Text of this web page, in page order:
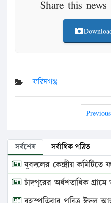
Share this
ফরিদগঞ্জ
Previous
সর্বশেষ সর্বাধিক পঠিত
যুবদলের কেন্দ্রীয় কমিটিতে
চাঁদপুরের অর্ধশতাধিক